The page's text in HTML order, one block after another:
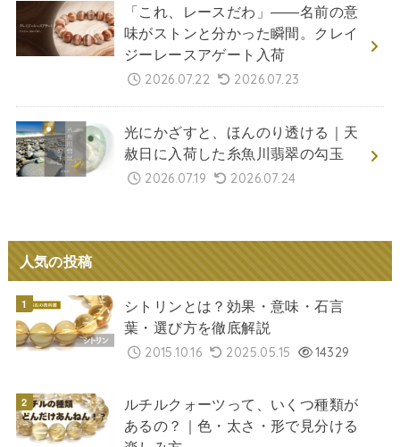
「これ、レースだわ」――名前の意
味がストンと分かった瞬間。クレイ
ジーレースアゲート入荷
2026.07.22 2026.07.23
光にかざすと、ほんのり透ける｜天
赦日に入荷した糸魚川翡翠の勾玉
2026.07.19 2026.07.24
人気の投稿
シトリンとは？効果・意味・石言
葉・選び方を徹底解説
2015.10.16 2025.05.15 14329
ルチルクォーツって、いくつ種類が
あるの？｜色・太さ・形で見分ける